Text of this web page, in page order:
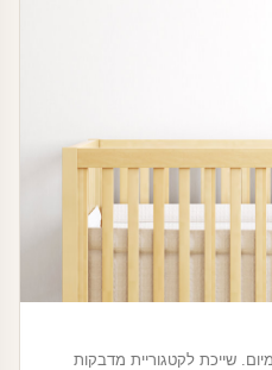
שייכת לקטגוריית מדבקות